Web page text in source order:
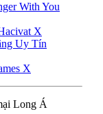
With You
X
Uy Tín
X
Long Á